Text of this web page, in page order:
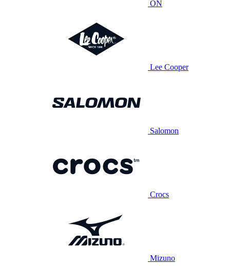
ON
Lee Cooper
Salomon
Crocs
Mizuno